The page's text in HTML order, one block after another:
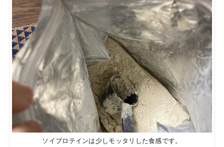
ソイプロテインは少しモッタリした食感です。